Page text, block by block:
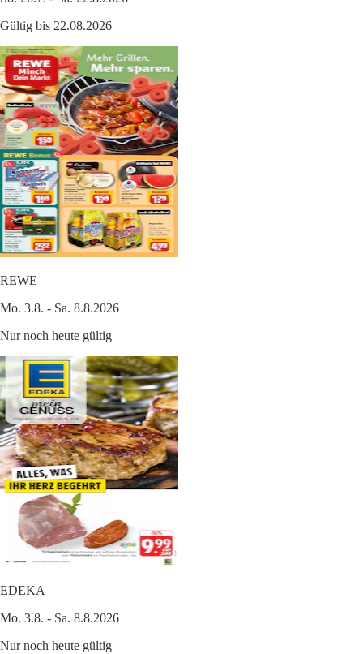
Gültig bis 22.08.2026
REWE
Mo. 3.8. - Sa. 8.8.2026
Nur noch heute gültig
EDEKA
Mo. 3.8. - Sa. 8.8.2026
Nur noch heute gültig